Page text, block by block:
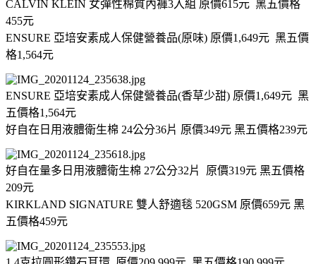
CALVIN KLEIN 女彈性棉質內褲3入組 原價615元 黑五價格
455元
ENSURE 亞培安素成人保健營養品(原味) 原價1,649元 黑五價
格1,564元
ENSURE 亞培安素成人保健營養品(香草少甜) 原價1,649元 黑
五價格1,564元
好自在日用液體衛生棉 24公分36片 原價349元 黑五價格239元
好自在量多日用液體衛生棉 27公分32片 原價319元 黑五價格
209元
KIRKLAND SIGNATURE 雙人舒適毯 520GSM 原價659元 黑
五價格459元